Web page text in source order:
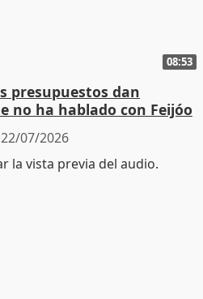
08:53
presupuestos dan
no ha hablado con Feijóo
22/07/2026